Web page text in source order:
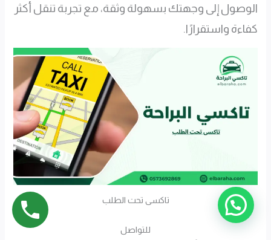
الوصول إلى وجهتك بسهولة وثقة، مع تجربة تنقل أكثر
كفاءة واستقرارًا.
تاكسى تحت الطلب
للتواصل